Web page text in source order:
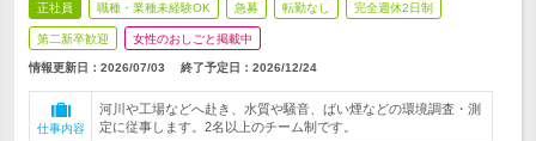
正社員 職種・業種未経験OK 急募 転勤なし 完全週休2日制
第二新卒歓迎 女性のおしごと掲載中
情報更新日：2026/07/03 終了予定日： 2026/12/24
仕事内容
河川や工場などへ赴き、水質や騒音、ばい煙などの環境調査・測
定に従事します。2名以上のチーム制です。